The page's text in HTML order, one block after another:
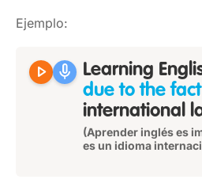
Ejemplo:
play_arrow mic Learning
due to the
international
(Aprender inglés es
es un idioma